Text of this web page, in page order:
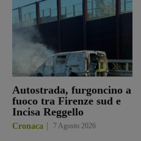
Autostrada, furgoncino a
fuoco tra Firenze sud e
Incisa Reggello
Cronaca 7 Agosto 2026